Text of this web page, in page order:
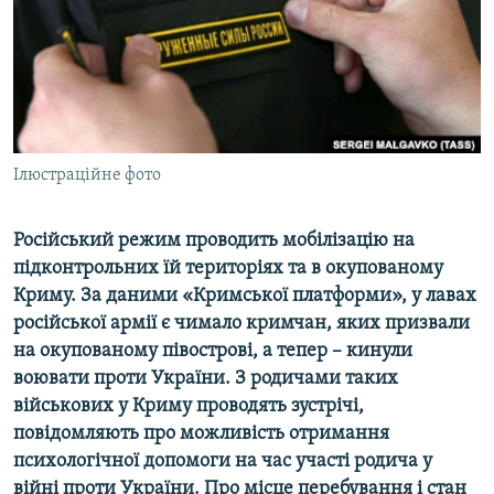
ВІДЕОУРОКИ «ELIFBE»
СВІДЧЕННЯ ОКУПАЦІЇ
УКРАЇНСЬКА ПРОБЛЕМА КРИМУ
ІНФОГРАФІКА
Русский
Qırımtatar
ДОЛУЧАЙСЯ!
Усі сайти RFE/RL
Ілюстраційне фото
Російський режим проводить мобілізацію на
підконтрольних їй територіях та в окупованому
Криму. За даними «Кримської платформи», у лавах
російської армії є чимало кримчан, яких призвали
на окупованому півострові, а тепер – кинули
воювати проти України. З родичами таких
військових у Криму проводять зустрічі,
повідомляють про можливість отримання
психологічної допомоги на час участі родича у
війні проти України. Про місце перебування і стан